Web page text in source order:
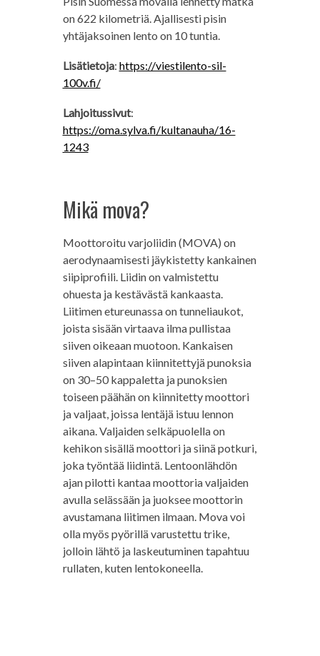
on 622 kilometriä. Ajallisesti pisin
yhtäjaksoinen lento on 10 tuntia.
Lisätietoja: https://viestilento-sil-
100v.fi/
Lahjoitussivut:
https://oma.sylva.fi/kultanauha/16-
1243
Mikä mova?
Moottoroitu varjoliidin (MOVA) on
aerodynaamisesti jäykistetty kankainen
siipiprofiili. Liidin on valmistettu
ohuesta ja kestävästä kankaasta.
Liitimen etureunassa on tunneliaukot,
joista sisään virtaava ilma pullistaa
siiven oikeaan muotoon. Kankaisen
siiven alapintaan kiinnitettyjä punoksia
on 30–50 kappaletta ja punoksien
toiseen päähän on kiinnitetty moottori
ja valjaat, joissa lentäjä istuu lennon
aikana. Valjaiden selkäpuolella on
kehikon sisällä moottori ja siinä potkuri,
joka työntää liidintä. Lentoonlähdön
ajan pilotti kantaa moottoria valjaiden
avulla selässään ja juoksee moottorin
avustamana liitimen ilmaan. Mova voi
olla myös pyörillä varustettu trike,
jolloin lähtö ja laskeutuminen tapahtuu
rullaten, kuten lentokoneella.